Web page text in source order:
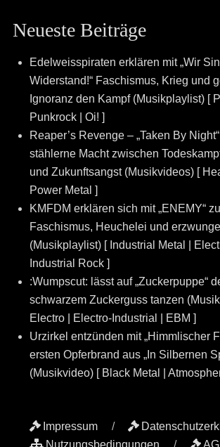
Neueste Beiträge
Edelweisspiraten erklären mit „Wir
Widerstand!“ Faschismus, Krieg und
Ignoranz den Kampf (Musikplaylist) [
Punkrock | Oi! ]
Reaper’s Revenge – „Taken By
stählerne Macht zwischen
und Zukunftsangst (Musikvideos) [
Power Metal ]
KMFDM erklären sich mit „ENEMY“
Faschismus, Heuchelei und
(Musikplaylist) [ Industrial Metal |
Industrial Rock ]
:Wumpscut: lässt auf „Zuckerpuppe“
schwarzem Zuckerguss tanzen
Electro | Electro-Industrial | EBM ]
Urzirkel entzünden mit „Himmlischer
ersten Opferbrand aus „In Silbernen
(Musikvideo) [ Black Metal |
Impressum
Nutzungsbedingungen